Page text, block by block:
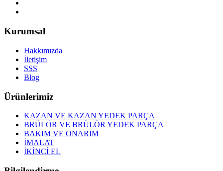
Kurumsal
Hakkımızda
İletişim
SSS
Blog
Ürünlerimiz
KAZAN VE KAZAN YEDEK PARÇA
BRÜLÖR VE BRÜLÖR YEDEK PARÇA
BAKIM VE ONARIM
İMALAT
İKİNCİ EL